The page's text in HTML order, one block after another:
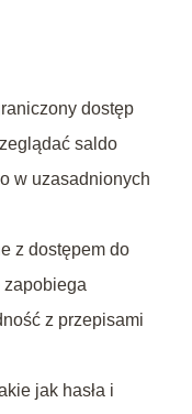
dostęp
saldo
w uzasadnionych
z dostępem do
zapobiega
z przepisami
jak hasła i